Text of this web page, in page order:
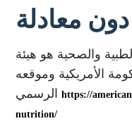
دون معادلة
والصحية هو هيئة
الأمريكية وموقعه
الرسميhttps://
nutrition/